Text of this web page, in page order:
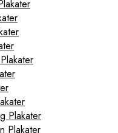
Plakater
Plakater